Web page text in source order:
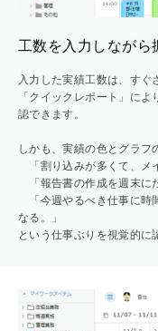
工数を入力しながら
入力した実績工数は、すぐ
「クイックレポート」に
認できます。
しかも、実績の色とグラフ
「割り込みが多くて、メ
「報告書の作成を週末に
「今週やるべき仕事に時
なる。」
という仕事ぶりを視覚的に